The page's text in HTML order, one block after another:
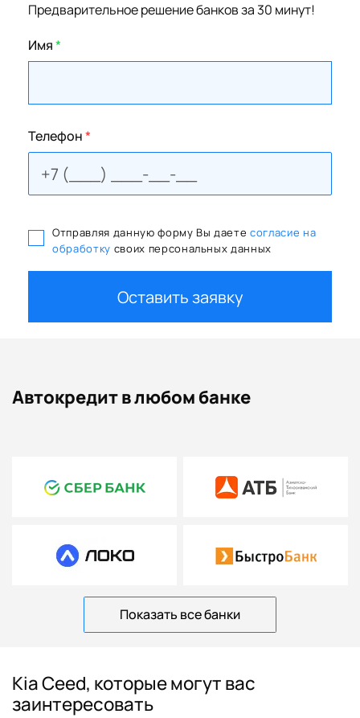
Предварительное решение банков за 30 минут!
Имя*
Телефон*
Отправляя данную форму Вы даете согласие на
обработку своих персональных данных
Оставить заявку
Автокредит в любом банке
Показать все банки
Kia Ceed, которые могут вас
заинтересовать